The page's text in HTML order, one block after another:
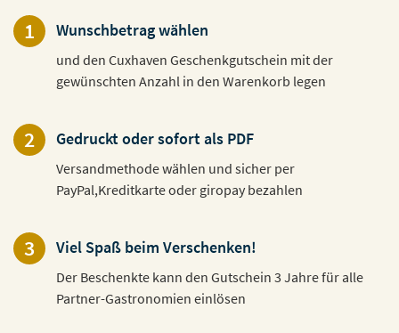
1 Wunschbetrag wählen
und den Cuxhaven Geschenkgutschein mit der
gewünschten Anzahl in den Warenkorb legen
2 Gedruckt oder sofort als PDF
Versandmethode wählen und sicher per
PayPal,Kreditkarte oder giropay bezahlen
3 Viel Spaß beim Verschenken!
Der Beschenkte kann den Gutschein 3 Jahre für alle
Partner-Gastronomien einlösen